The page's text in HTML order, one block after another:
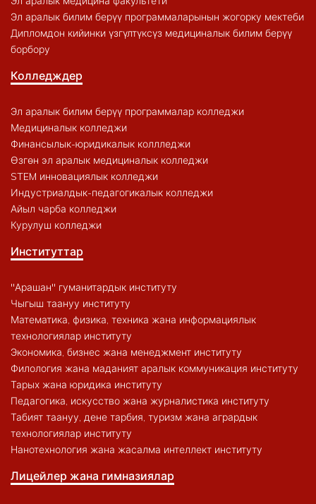
Эл аралык билим берүү программаларынын жогорку мектеби
Дипломдон кийинки үзгүлтүксүз медициналык билим берүү
борбору
Колледждер
Эл аралык билим берүү программалар колледжи
Медициналык колледжи
Финансылык-юридикалык коллледжи
Өзгөн эл аралык медициналык колледжи
STEM инновациялык колледжи
Индустриалдык-педагогикалык колледжи
Айыл чарба колледжи
Курулуш колледжи
Институттар
"Арашан" гуманитардык институту
Чыгыш таануу институту
Математика, физика, техника жана информациялык
технологиялар институту
Экономика, бизнес жана менеджмент институту
Филология жана маданият аралык коммуникация институту
Тарых жана юридика институту
Педагогика, искусство жана журналистика институту
Табият таануу, дене тарбия, туризм жана агрардык
технологиялар институту
Нанотехнология жана жасалма интеллект институту
Лицейлер жана гимназиялар